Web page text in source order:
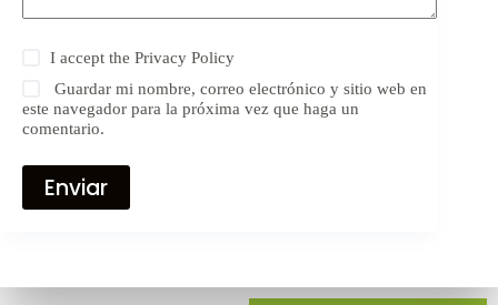
I accept thePrivacy Policy
Guardar mi nombre, correo electrónico y sitio web en
este navegador para la próxima vez que haga un
comentario.
Enviar